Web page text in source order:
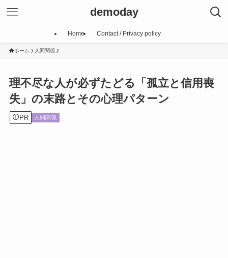
demoday
Home Contact / Privacy policy
ホーム 人間関係
理不尽な人が必ずたどる「孤立と信用喪
失」の末路とその心理パターン
PR 人間関係